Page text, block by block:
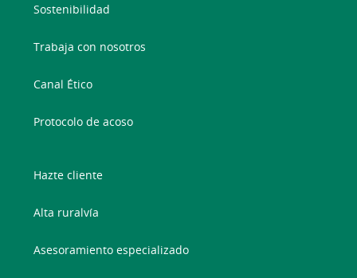
Sostenibilidad
Trabaja con nosotros
Canal Ético
Protocolo de acoso
Hazte cliente
Alta ruralvía
Asesoramiento especializado